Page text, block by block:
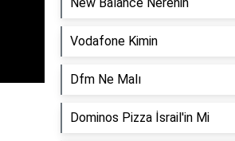
Vodafone Kimin
Dfm Ne Malı
Dominos Pizza İsrail'in Mi